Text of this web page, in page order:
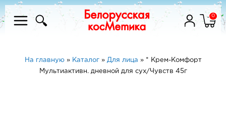
0
На главную» Каталог» Для лица » * Крем-Комфорт
Мультиактивн. дневной для сух/Чувств 45г